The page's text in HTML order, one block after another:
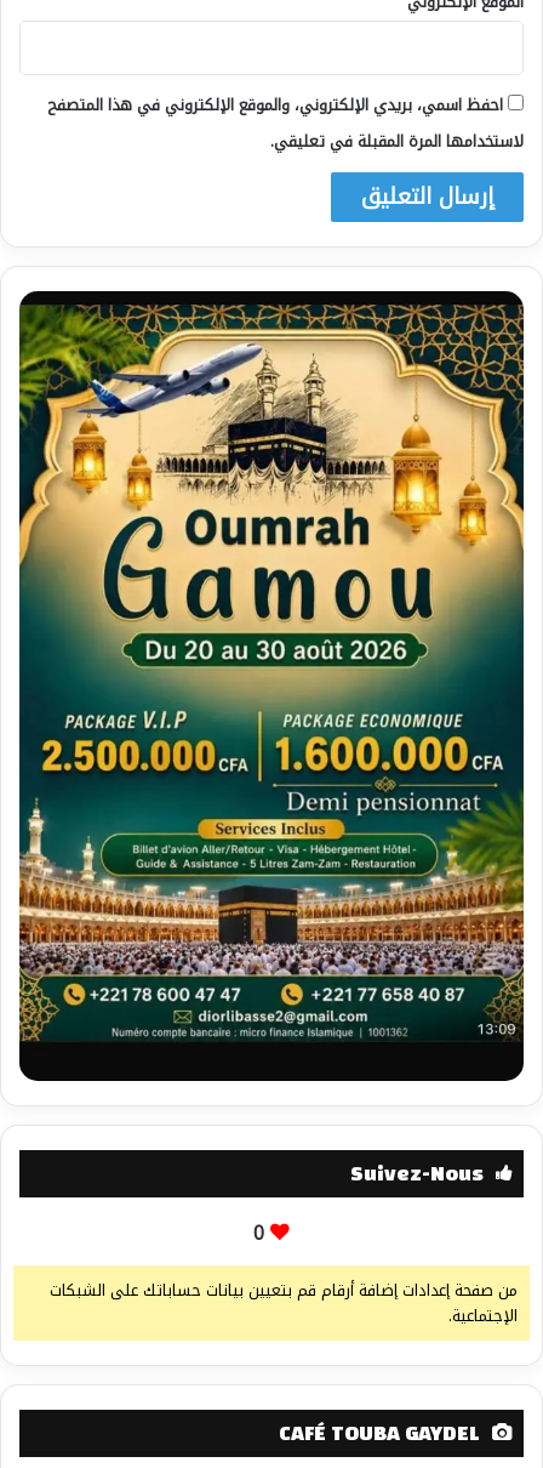
احفظ اسمي، بريدي الإلكتروني، والموقع الإلكتروني في هذا المتصفح
لاستخدامها المرة المقبلة في تعليقي.
Suivez-Nous
0
من صفحة إعدادات إضافة أرقام قم بتعيين بيانات حساباتك على الشبكات
الإجتماعية.
CAFÉ TOUBA GAYDEL